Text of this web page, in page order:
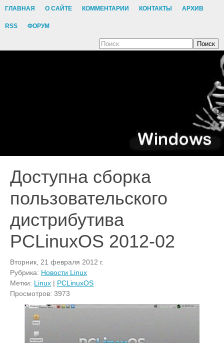
ГЛАВНАЯ О САЙТЕ КОММЕНТАРИИ КОНТАКТЫ АРХИВ
RSS ФОРУМ
Поиск
Доступна сборка
пользовательского
дистрибутива
PCLinuxOS 2012-02
Вторник, 21 февраля 2012 г.
Рубрика: Новости Linux
Метки: Linux | PCLinuxOS
Просмотров: 3973